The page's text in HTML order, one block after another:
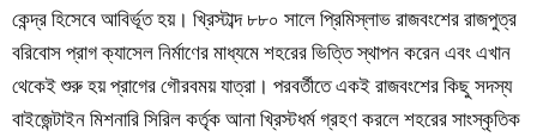
কেন্দ্র হিসেবে আবির্ভূত হয়। খ্রিস্টাব্দ ৮৮০ সালে প্রিমিস্লাভ রাজবংশের রাজপুত্র
বরিবোস প্রাগ ক্যাসেল নির্মাণের মাধ্যমে শহরের ভিত্তি স্থাপন করেন এবং এখান
থেকেই শুরু হয় প্রাগের গৌরবময় যাত্রা। পরবর্তীতে একই রাজবংশের কিছু সদস্য
বাইজেন্টাইন মিশনারি সিরিল কর্তৃক আনা খ্রিস্টধর্ম গ্রহণ করলে শহরের সাংস্কৃতিক